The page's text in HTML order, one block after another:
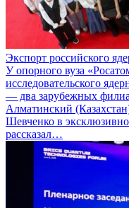
Экспорт российского
У опорного вуза
исследовательского
— два зарубежных
Алматинский
Шевченко в
рассказал…